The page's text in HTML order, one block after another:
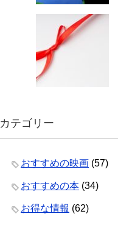
カテゴリー
おすすめの映画 (57)
おすすめの本 (34)
お得な情報 (62)